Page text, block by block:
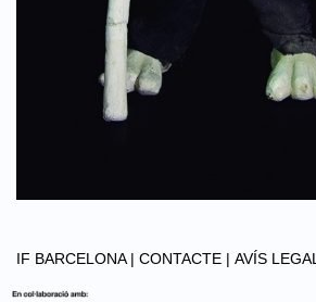
IF BARCELONA | CONTACTE | AVÍS LEGAL